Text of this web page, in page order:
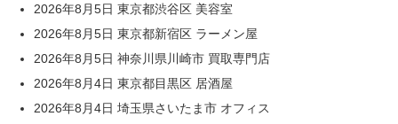
2026年8月5日 東京都渋谷区 美容室
2026年8月5日 東京都新宿区 ラーメン屋
2026年8月5日 神奈川県川崎市 買取専門店
2026年8月4日 東京都目黒区 居酒屋
2026年8月4日 埼玉県さいたま市 オフィス